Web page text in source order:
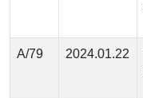
А/79 2024.01.22